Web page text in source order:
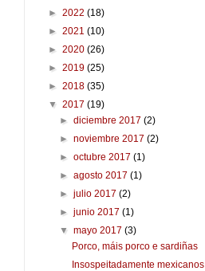
► 2022 (18)
► 2021 (10)
► 2020 (26)
► 2019 (25)
► 2018 (35)
▼ 2017 (19)
►diciembre 2017(2)
►noviembre 2017(2)
►octubre 2017(1)
►agosto 2017(1)
►julio 2017(2)
►junio 2017(1)
▼mayo 2017(3)
Porco, máis porco e sardiñas
Insospeitadamente mexicanos